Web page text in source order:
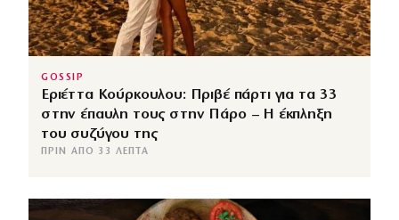
GOSSIP
Εριέττα Κούρκουλου: Πριβέ πάρτι για τα 33
στην έπαυλη τους στην Πάρο – Η έκπληξη
του συζύγου της
ΠΡΙΝ ΑΠΌ 33 ΛΕΠΤΆ